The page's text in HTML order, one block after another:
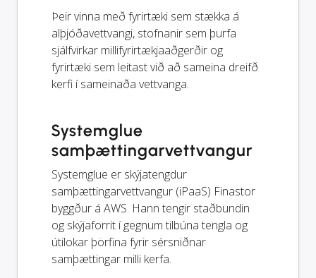
Þeir vinna með fyrirtæki sem stækka á
alþjóðavettvangi, stofnanir sem þurfa
sjálfvirkar millifyrirtækjaaðgerðir og
fyrirtæki sem leitast við að sameina dreifð
kerfi í sameinaða vettvanga.
Systemglue
samþættingarvettvangur
Systemglue er skýjatengdur
samþættingarvettvangur (iPaaS) Finastor
byggður á AWS. Hann tengir staðbundin
og skýjaforrit í gegnum tilbúna tengla og
útilokar þörfina fyrir sérsniðnar
samþættingar milli kerfa.